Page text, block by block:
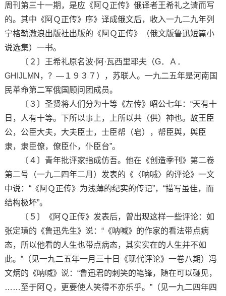
周刊第三十一期，是应《阿Ｑ正传》俄译者王希礼之请而写
的。其中《阿Ｑ正传》序》译成俄文后，收入一九二九年列
宁格勒激浪出版社出版的《阿Ｑ正传》（俄文版鲁迅短篇小
说选集）一书。
〔２〕王希礼原名波·阿·瓦西里耶夫（G．Ａ．
GHIJLMN，？—１９３７），苏联人。一九二五年是河南国
民革命第二军俄国顾问团成员。
〔３〕圣贤将人们分为十等《左传》昭公七年：“天有十
日，人有十等。下所以事上，上所以共（供）神也。故王臣
公，公臣大夫，大夫臣士，士臣帮（皂），帮臣舆，舆臣
隶，隶臣僚，僚臣仆，仆臣台”。
〔４〕青年批评家指成仿吾。他在《创造季刊》第二卷
第二号（一九二四年二月）发表的《〈呐喊〉的评论》一文
中说：“《阿Ｑ正传》为浅薄的纪实的传记”，“描写虽佳，而
结构极坏”。
〔５〕《阿Ｑ正传》发表后，曾出现这样一些评论：如
张定璜的《鲁迅先生》说：“《呐喊》的作家的看法带点病
态，所以他看的人生也带点病态，其实实在的人生并不如
此。”（见一九二五年一月三十日《现代评论》一卷八期）冯
文炳的《呐喊》说：“鲁迅君的刺笑的笔锋，随在可以碰见，
……至于阿Ｑ，更要使人笑得不亦乐乎。”（见一九二四年四